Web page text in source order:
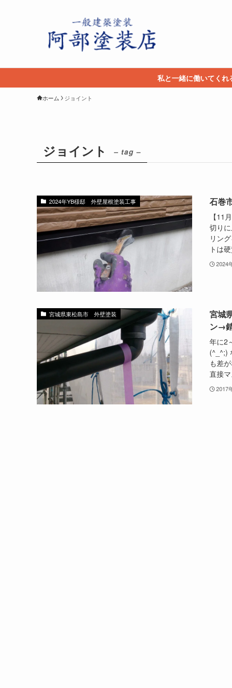
私と一緒に働いてく
ホーム ジョイント
ジョイント – tag –
2024年YB様邸 外壁屋根塗装工事 石巻
【11
切り
リン
トは
2024
宮城県東松島市 外壁塗装
宮城
ン→
年に2
(^_^;)
も差
直接
2017